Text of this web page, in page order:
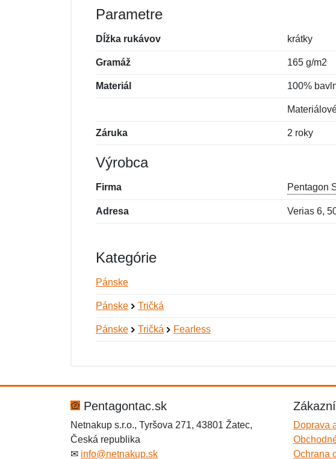
Parametre
Dĺžka rukávov krátky
Gramáž 165 g/m2
Materiál 100%
Záruka 2 roky
Výrobca
Firma Pentagon
Adresa Verias 6,
Kategórie
Pánske
Pánske Tričká
Pánske Tričká Fearless
Správa*
Správa*
Pentagontac.sk
Netnakup s.r.o., Tyršova 271, 43801 Žatec,
Česká republika
✉ info@netnakup.sk
Doprava
Ochrana